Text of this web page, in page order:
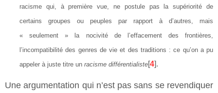
racisme qui, à première vue, ne postule pas la supériorité de
certains groupes ou peuples par rapport à d’autres, mais
« seulement » la nocivité de l’effacement des frontières,
l’incompatibilité des genres de vie et des traditions : ce qu’on a pu
appeler à juste titre un racisme différentialiste[4].
Une argumentation qui n’est pas sans se revendiquer